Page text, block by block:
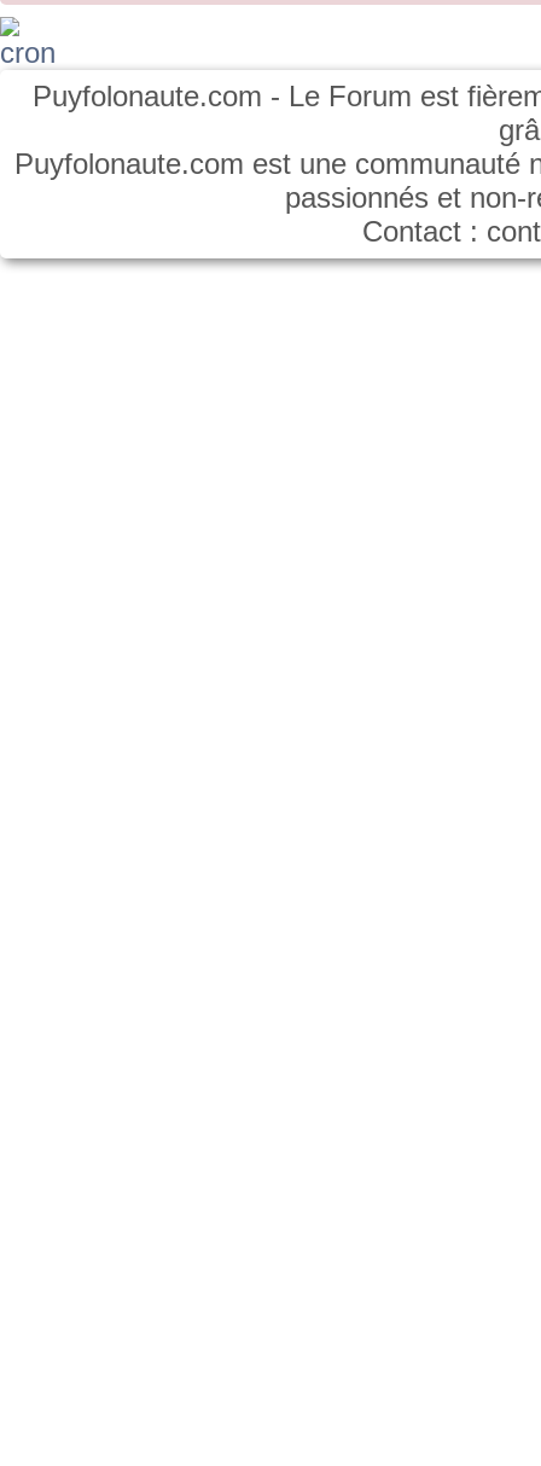
Puyfolonaute.com - Le Forum est
Puyfolonaute.com est une communauté
passionnés et
Contact :